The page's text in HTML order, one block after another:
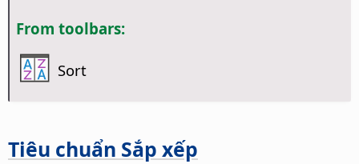
From toolbars:
Sort
Tiêu chuẩn Sắp xếp